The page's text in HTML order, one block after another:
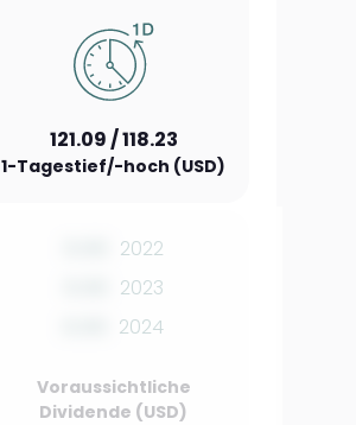
121.09 / 118.23
1-Tagestief/-hoch (USD)
2022
2023
2024
Voraussichtliche
Dividende (USD)